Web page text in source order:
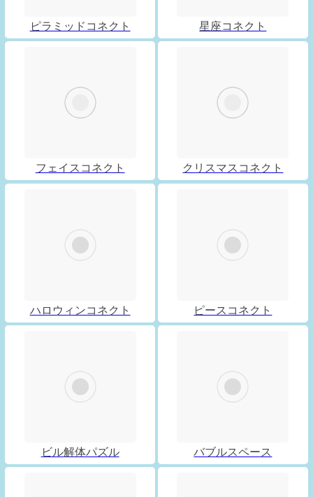
ピラミッドコネクト 星座コネクト
フェイスコネクト クリスマスコネクト
ハロウィンコネクト ピースコネクト
ビル解体パズル バブルスペース